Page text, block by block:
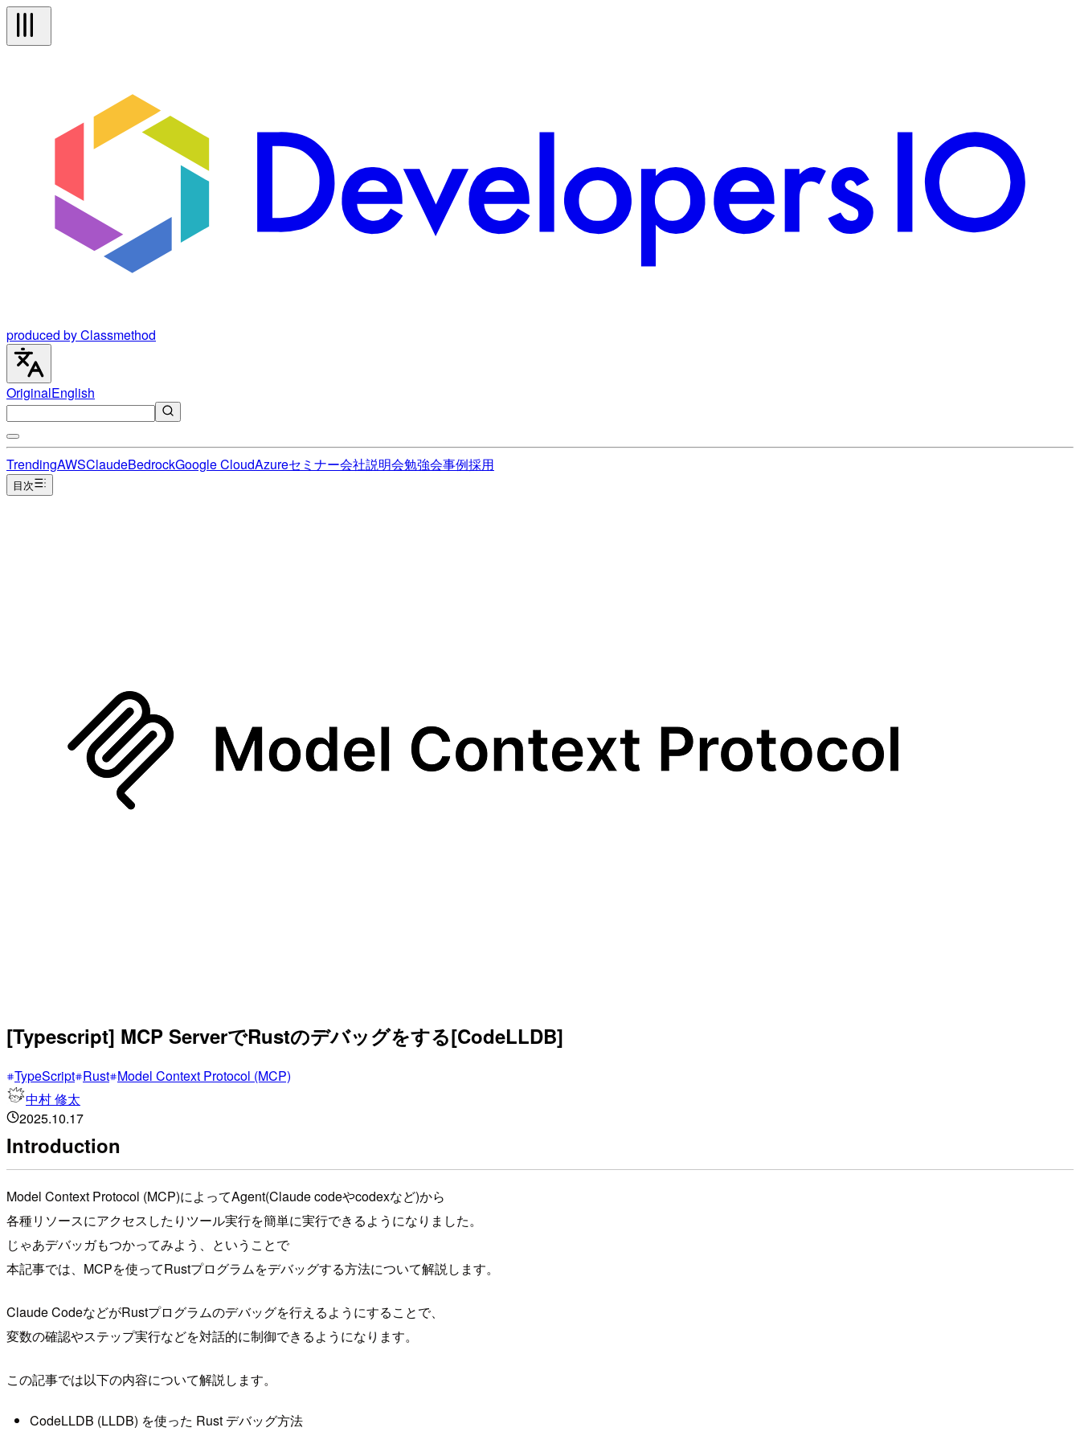
produced by Classmethod
OriginalEnglish
TrendingAWSClaudeBedrockGoogle CloudAzureセミナー会社説明会勉強会事例採用
目次
[Typescript] MCP ServerでRustのデバッグをする[CodeLLDB]
TypeScript Rust Model Context Protocol (MCP)
中村 修太
2025.10.17
Introduction
Model Context Protocol (MCP)によってAgent(Claude codeやcodexなど)から
各種リソースにアクセスしたりツール実行を簡単に実行できるようになりました。
じゃあデバッガもつかってみよう、ということで
本記事では、MCPを使ってRustプログラムをデバッグする方法について解説します。
Claude CodeなどがRustプログラムのデバッグを行えるようにすることで、
変数の確認やステップ実行などを対話的に制御できるようになります。
この記事では以下の内容について解説します。
CodeLLDB (LLDB) を使った Rust デバッグ方法